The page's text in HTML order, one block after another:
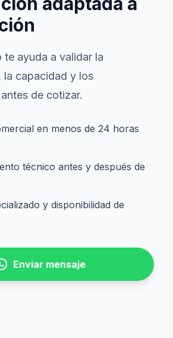
te ayuda a validar la
la capacidad y los
de cotizar.
en menos de 24 horas
técnico antes y después de
y disponibilidad de
Enviar mensaje